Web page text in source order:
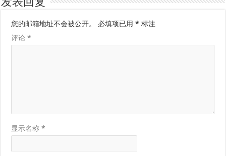
发表回复
您的邮箱地址不会被公开。 必填项已用* 标注
评论*
显示名称*